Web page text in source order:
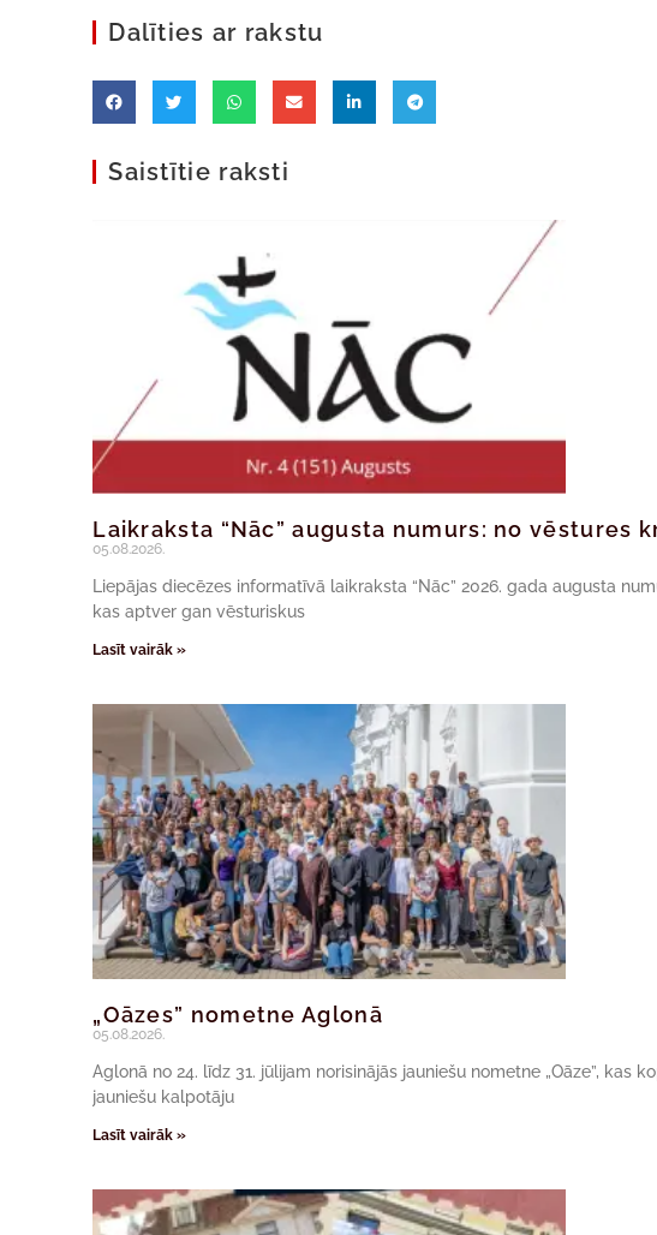
Dalīties ar rakstu
Saistītie raksti
Laikraksta “Nāc” augusta numurs: no vēstures
05.08.2026.
Liepājas diecēzes informatīvā laikraksta “Nāc” 2026. gada augusta
kas aptver gan vēsturiskus
Lasīt vairāk »
„Oāzes” nometne Aglonā
05.08.2026.
Aglonā no 24. līdz 31. jūlijam norisinājās jauniešu nometne „Oāze”,
jauniešu kalpotāju
Lasīt vairāk »